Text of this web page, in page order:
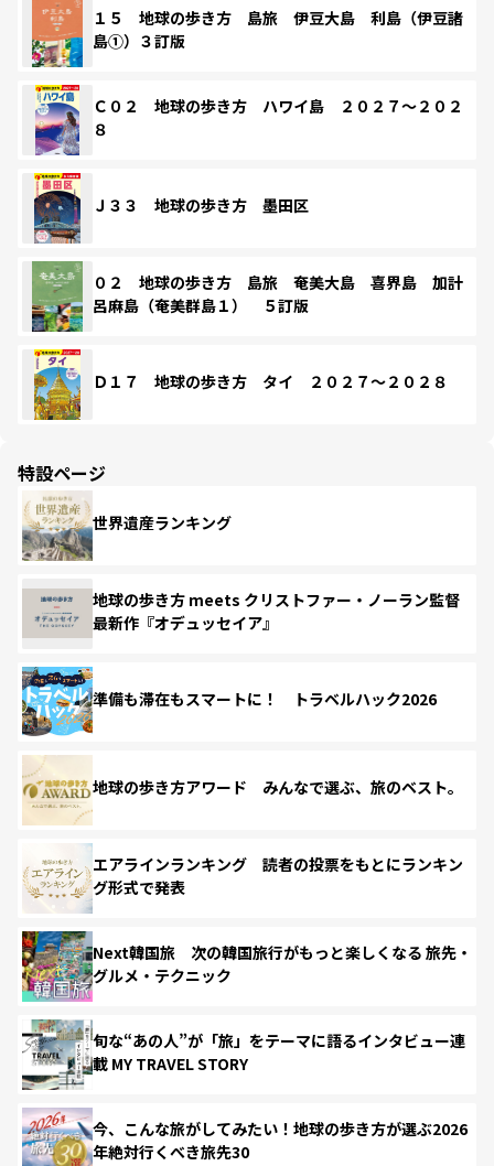
１５ 地球の歩き方 島旅 伊豆大島 利島（伊豆諸
島①）３訂版
Ｃ０２ 地球の歩き方 ハワイ島 ２０２７～２０２
８
Ｊ３３ 地球の歩き方 墨田区
０２ 地球の歩き方 島旅 奄美大島 喜界島 加計
呂麻島（奄美群島１） ５訂版
Ｄ１７ 地球の歩き方 タイ ２０２７～２０２８
特設ページ
世界遺産ランキング
地球の歩き方 meets クリストファー・ノーラン監督
最新作『オデュッセイア』
準備も滞在もスマートに！ トラベルハック2026
地球の歩き方アワード みんなで選ぶ、旅のベスト。
エアラインランキング 読者の投票をもとにランキン
グ形式で発表
Next韓国旅 次の韓国旅行がもっと楽しくなる 旅先・
グルメ・テクニック
旬な“あの人”が「旅」をテーマに語るインタビュー連
載 MY TRAVEL STORY
今、こんな旅がしてみたい！地球の歩き方が選ぶ2026
年絶対行くべき旅先30